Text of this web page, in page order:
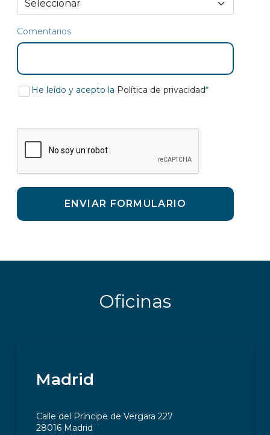
Comentarios
He leído y acepto la Política de privacidad*
ENVIAR FORMULARIO
Oficinas
Madrid
Calle del Príncipe de Vergara 227
28016 Madrid